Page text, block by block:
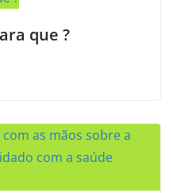
que ?